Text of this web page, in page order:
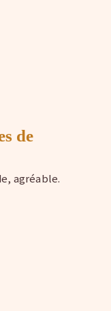
de
agréable.